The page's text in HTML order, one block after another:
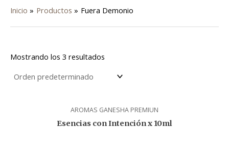
Inicio Productos Fuera Demonio
Mostrando los 3 resultados
AROMAS GANESHA PREMIUN
Esencias con Intención x 10ml